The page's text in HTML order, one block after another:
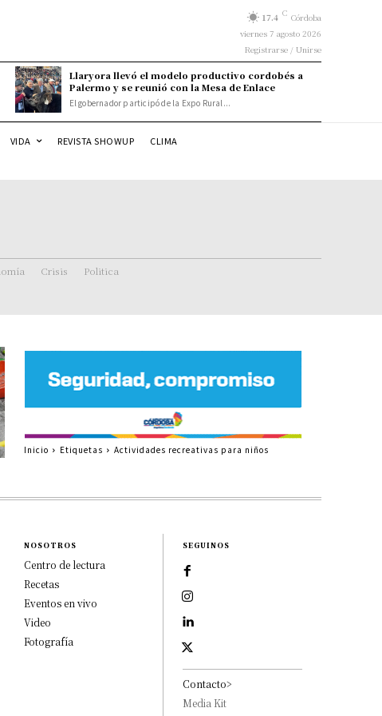
17.4 C Córdoba
viernes 7 agosto 2026
Registrarse / Unirse
Llaryora llevó el modelo productivo cordobés a
Palermo y se reunió con la Mesa de Enlace
El gobernador participó de la Expo Rural...
VIDA REVISTA SHOWUP CLIMA
Crisis Politica
Inicio Etiquetas Actividades recreativas para niños
NOSOTROS
Centro de lectura
Recetas
Eventos en vivo
Video
Fotografía
SEGUINOS
Contacto>
Media Kit